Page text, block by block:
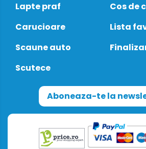
Lapte praf
Carucioare
Scaune auto
Scutece
Cos de
Lista
Aboneaza-te la